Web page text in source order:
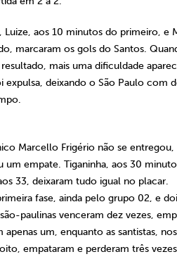
Luize, aos 10 minutos do primeiro, e
marcaram os gols do Santos.
mais uma dificuldade
expulsa, deixando o São Paulo com
Marcello Frigério não se entregou,
um empate. Tiganinha, aos 30
33, deixaram tudo igual no placar.
fase, ainda pelo grupo 02, e
paulinas venceram dez vezes,
apenas um, enquanto as santistas,
empataram e perderam três